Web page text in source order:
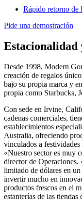
Rápido retorno de
Pide una demostración
Estacionalidad
Desde 1998, Modern
creación de regalos
bajo su propia marca y
propia como Starbucks,
Con sede en Irvine,
cadenas comerciales,
establecimientos
Australia, ofreciendo
vinculados a festividades
«Nuestro sector es muy
director de
limitado de dólares en
invertir mucho en
productos frescos en el
estanterías de las tiendas